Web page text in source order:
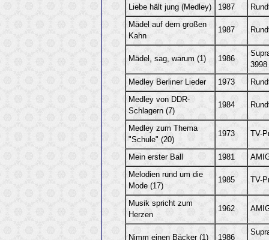
Liebe hält jung (Medley) 1987
Mädel auf dem großen
Kahn
1987
Mädel, sag, warum (1) 1986
3998
Medley Berliner Lieder 1973
Medley von DDR-
Schlagern (7)
1984
Medley zum Thema
"Schule" (20)
1973 TV-
Mein erster Ball 1981
Melodien rund um die
Mode (17)
1985 TV-
Musik spricht zum
Herzen
1962
Nimm einen Bäcker (1) 1986